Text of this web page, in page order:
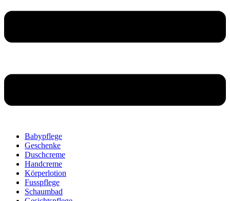
Babypflege
Geschenke
Duschcreme
Handcreme
Körperlotion
Fusspflege
Schaumbad